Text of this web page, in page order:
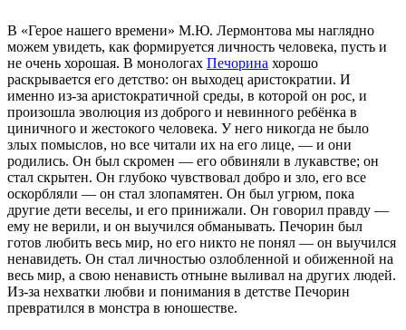
В «Герое нашего времени» М.Ю. Лермонтова мы наглядно
можем увидеть, как формируется личность человека, пусть и
не очень хорошая. В монологах Печорина хорошо
раскрывается его детство: он выходец аристократии. И
именно из-за аристократичной среды, в которой он рос, и
произошла эволюция из доброго и невинного ребёнка в
циничного и жестокого человека. У него никогда не было
злых помыслов, но все читали их на его лице, — и они
родились. Он был скромен — его обвиняли в лукавстве; он
стал скрытен. Он глубоко чувствовал добро и зло, его все
оскорбляли — он стал злопамятен. Он был угрюм, пока
другие дети веселы, и его принижали. Он говорил правду —
ему не верили, и он выучился обманывать. Печорин был
готов любить весь мир, но его никто не понял — он выучился
ненавидеть. Он стал личностью озлобленной и обиженной на
весь мир, а свою ненависть отныне выливал на других людей.
Из-за нехватки любви и понимания в детстве Печорин
превратился в монстра в юношестве.